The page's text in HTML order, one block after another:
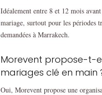
Idéalement entre 8 et 12 mois
mariage, surtout pour les périodes
demandées à Marrakech.
Morevent propose-t-
mariages clé en main
Oui, Morevent propose une